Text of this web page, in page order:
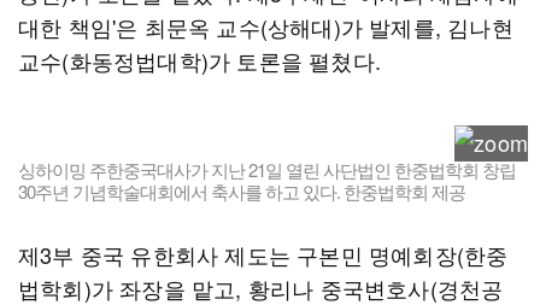
대한 책임'은 최문옥 교수(상해대)가 발제를, 김나현
교수(화동정법대학)가 토론을 펼쳤다.
싱하이밍 주한중국대사가 지난 21일 열린 사단법인 한중법학회 창립
30주년 기념학술대회에서 축사를 하고 있다. 한중법학회 제공
제3부 중국 유한회사 제도는 구본민 명예회장(한중
법학회)가 좌장을 맡고, 황리나 중국변호사(경천공